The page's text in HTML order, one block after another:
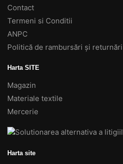
Contact
Termeni si Conditii
ANPC
Politică de rambursări și returnări
Harta SITE
Magazin
Materiale textile
Mercerie
Harta site